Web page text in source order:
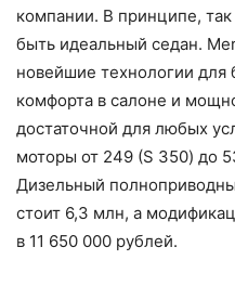
компании. В принципе,
быть идеальный седан.
новейшие технологии для
комфорта в салоне и
достаточной для любых
моторы от 249 (S 350) до
Дизельный
стоит 6,3 млн, а
в 11 650 000 рублей.